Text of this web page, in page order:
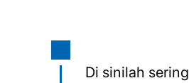
Di sinilah